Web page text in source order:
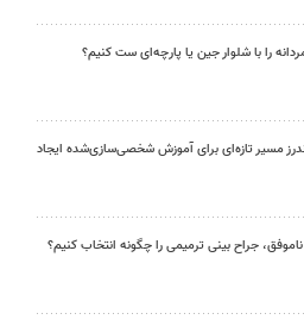
را با شلوار جین یا پارچه‌ای ست کنیم؟
مسیر تازه‌ای برای آموزش شخصی‌سازی‌شده ایجاد
جراح بینی ترمیمی را چگونه انتخاب کنیم؟